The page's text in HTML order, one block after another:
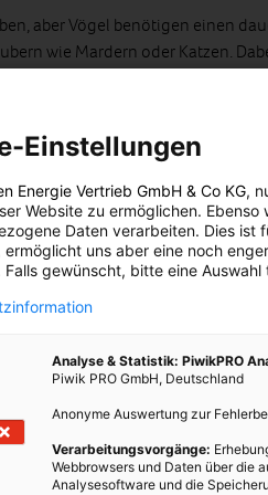
aber Vögel benötigen einen
wie Mardern oder Katzen.
Dächer, Bäume, Sträucher oder
reinigen sich auch Vögel
Krankheiten. Daher bietet ein
auch Sträucher, kleine Äste
und sind beispielsweise in
schwer zu finden.
nach Insekten, für die Balz oder
Platz.
eine Freude in eurem Garten!
ihr eigentlich auch, welche
Einstellungen
Energie Vertrieb GmbH & Co KG,
Website zu ermöglichen.
Daten verarbeiten. Dies ist
ermöglicht uns aber eine noch
Falls gewünscht, bitte eine Auswahl
Analyse & Statistik: PiwikPRO
Piwik PRO GmbH, Deutschland
Anonyme Auswertung zur
Verarbeitungsvorgänge:
Webbrowsers und Daten über die
Analysesoftware und die